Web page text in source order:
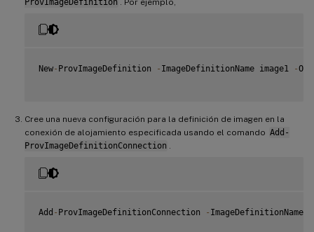
New- ProvImageDefinition - ImageDefinitionName image1 -
Cree una nueva configuración para la definición de imagen en la
conexión de alojamiento especificada usando el comando Add-
ProvImageDefinitionConnection
Add - ProvImageDefinitionConnection - ImageDefinitionName